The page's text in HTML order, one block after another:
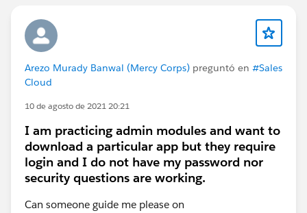
Arezo Murady Banwal (Mercy Corps) preguntó en #Sales
Cloud
10 de agosto de 2021 20:21
I am practicing admin modules and want to
download a particular app but they require
login and I do not have my password nor
security questions are working.
Can someone guide me please on